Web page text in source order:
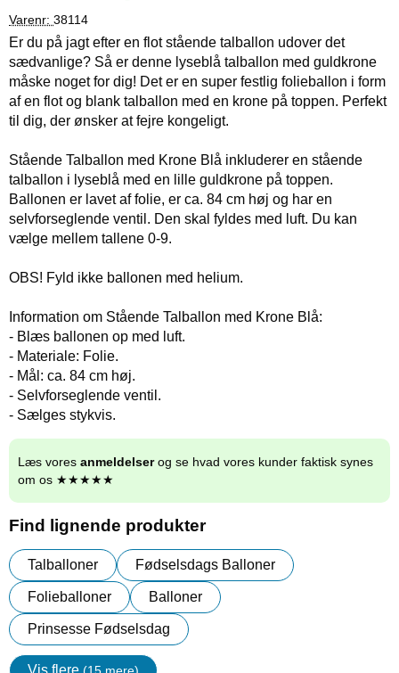
Varenr: 38114
Er du på jagt efter en flot stående talballon udover det
sædvanlige? Så er denne lyseblå talballon med guldkrone
måske noget for dig! Det er en super festlig folieballon i form
af en flot og blank talballon med en krone på toppen. Perfekt
til dig, der ønsker at fejre kongeligt.
Stående Talballon med Krone Blå inkluderer en stående
talballon i lyseblå med en lille guldkrone på toppen.
Ballonen er lavet af folie, er ca. 84 cm høj og har en
selvforseglende ventil. Den skal fyldes med luft. Du kan
vælge mellem tallene 0-9.
OBS! Fyld ikke ballonen med helium.
Information om Stående Talballon med Krone Blå:
- Blæs ballonen op med luft.
- Materiale: Folie.
- Mål: ca. 84 cm høj.
- Selvforseglende ventil.
- Sælges stykvis.
Læs vores anmeldelserog se hvad vores kunder faktisk synes
om os ★★★★★
Find lignende produkter
Talballoner Fødselsdags Balloner
Folieballoner Balloner
Prinsesse Fødselsdag
Vis flere